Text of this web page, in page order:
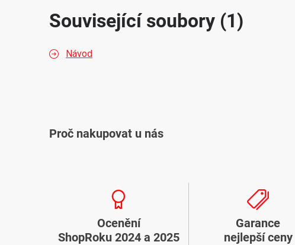
Související soubory (1)
Návod
Proč nakupovat u nás
Ocenění
ShopRoku 2024 a 2025
Garance
nejlepší ceny